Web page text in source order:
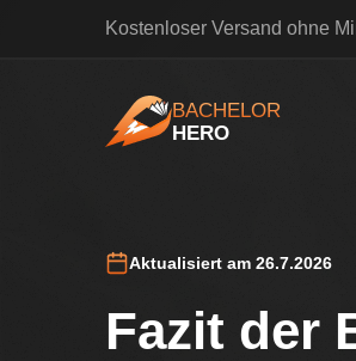
Kostenloser Versand ohne
BachelorHero
BACHELOR
HERO
Aktualisiert am 26.7.2026
Fazit der